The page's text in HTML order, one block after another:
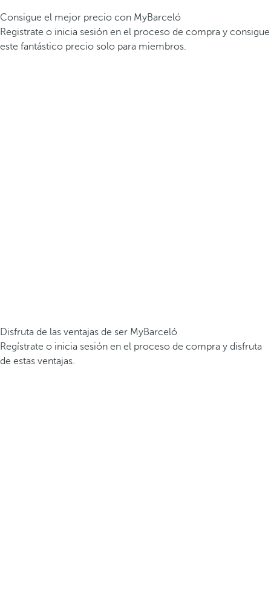
Consigue el mejor precio con MyBarceló
Registrate o inicia sesión en el proceso de compra y consigue
este fantástico precio solo para miembros.
Disfruta de las ventajas de ser MyBarceló
Regístrate o inicia sesión en el proceso de compra y disfruta
de estas ventajas.